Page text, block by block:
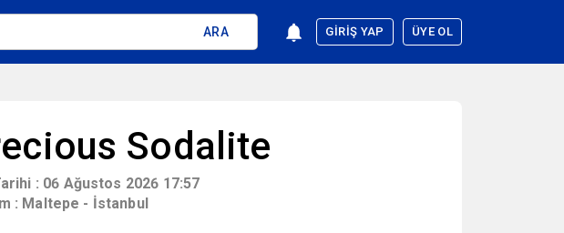
ARA GIRIŞ YAP ÜYE OL
Sodalite
: 06 Ağustos 2026 17:57
: Maltepe - İstanbul